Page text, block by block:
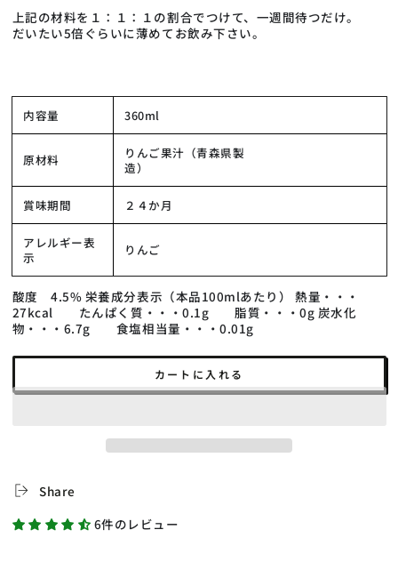
上記の材料を１：１：１の割合でつけて、一週間待つだけ。
だいたい5倍ぐらいに薄めてお飲み下さい。
内容量 360ml
原材料
りんご果汁（青森県製
造）
賞味期間 ２４か月
アレルギー表
示
りんご
酸度 4.5% 栄養成分表示（本品100mlあたり） 熱量・・・
27kcal たんぱく質・・・0.1g 脂質・・・0g 炭水化
物・・・6.7g 食塩相当量・・・0.01g
カートに入れる
Share
6件のレビュー